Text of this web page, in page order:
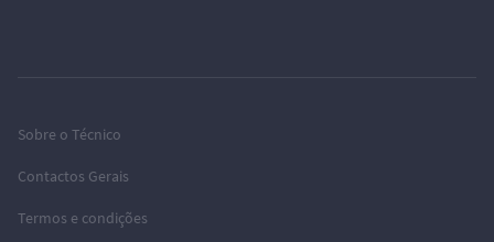
Sobre o Técnico
Contactos Gerais
Termos e condições